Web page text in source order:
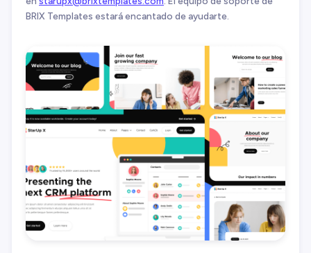
BRIX Templates estará encantado de ayudarte.